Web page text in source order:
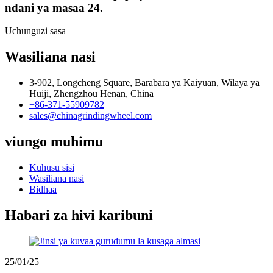
ndani ya masaa 24.
Uchunguzi sasa
Wasiliana nasi
3-902, Longcheng Square, Barabara ya Kaiyuan, Wilaya ya
Huiji, Zhengzhou Henan, China
+86-371-55909782
sales@chinagrindingwheel.com
viungo muhimu
Kuhusu sisi
Wasiliana nasi
Bidhaa
Habari za hivi karibuni
25/01/25